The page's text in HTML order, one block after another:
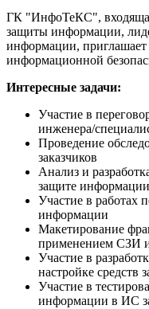
ГК "ИнфоТеКС",
защиты информации,
информации,
информационной
Интересные задачи:
Участие в
инженера/
Проведение
заказчиков
Анализ и
защите информации
Участие в работах
информации
Макетирование
применением СЗИ
Участие в
настройке
Участие в
информации в ИС